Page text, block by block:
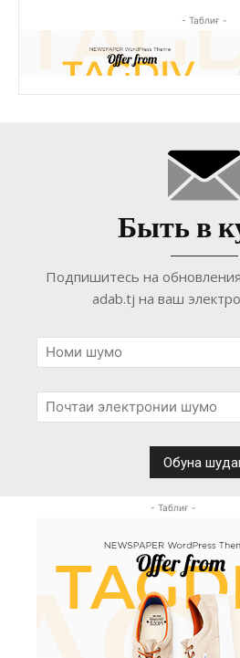
- Таблиғ -
Быть в
Подпишитесь на
adab.tj на ваш
- Таблиғ -